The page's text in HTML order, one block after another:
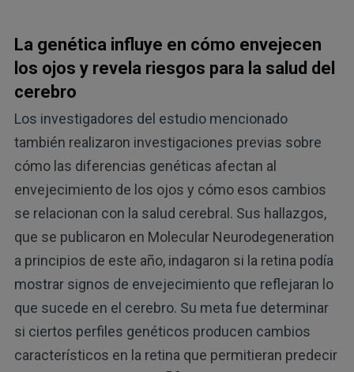
La genética influye en cómo envejecen
los ojos y revela riesgos para la salud del
cerebro
Los investigadores del estudio mencionado
también realizaron investigaciones previas sobre
cómo las diferencias genéticas afectan al
envejecimiento de los ojos y cómo esos cambios
se relacionan con la salud cerebral. Sus hallazgos,
que se publicaron en Molecular Neurodegeneration
a principios de este año, indagaron si la retina podía
mostrar signos de envejecimiento que reflejaran lo
que sucede en el cerebro. Su meta fue determinar
si ciertos perfiles genéticos producen cambios
característicos en la retina que permitieran predecir